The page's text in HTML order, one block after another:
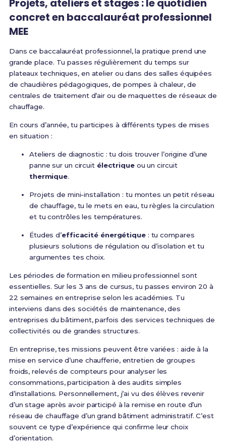
Projets, ateliers et stages : le quotidien
concret en baccalauréat professionnel
MEE
Dans ce baccalauréat professionnel, la pratique prend une
grande place. Tu passes régulièrement du temps sur
plateaux techniques, en atelier ou dans des salles équipées
de chaudières pédagogiques, de pompes à chaleur, de
centrales de traitement d’air ou de maquettes de réseaux de
chauffage.
En cours d’année, tu participes à différents types de mises
en situation :
Ateliers de diagnostic : tu dois trouver l’origine d’une
panne sur un circuit électriqueou un circuit
thermique.
Projets de mini-installation : tu montes un petit réseau
de chauffage, tu le mets en eau, tu règles la circulation
et tu contrôles les températures.
Études d’efficacité énergétique: tu compares
plusieurs solutions de régulation ou d’isolation et tu
argumentes tes choix.
Les périodes de formation en milieu professionnel sont
essentielles. Sur les 3 ans de cursus, tu passes environ 20 à
22 semaines en entreprise selon les académies. Tu
interviens dans des sociétés de maintenance, des
entreprises du bâtiment, parfois des services techniques de
collectivités ou de grandes structures.
En entreprise, tes missions peuvent être variées : aide à la
mise en service d’une chaufferie, entretien de groupes
froids, relevés de compteurs pour analyser les
consommations, participation à des audits simples
d’installations. Personnellement, j’ai vu des élèves revenir
d’un stage après avoir participé à la remise en route d’un
réseau de chauffage d’un grand bâtiment administratif. C’est
souvent ce type d’expérience qui confirme leur choix
d’orientation.